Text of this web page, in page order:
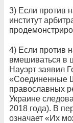
3) Если против
институт
4) Если против
вмешиваться в
Науэрт заявил
«Соединенные
православных
Украине
2018 года). В
означает «Их